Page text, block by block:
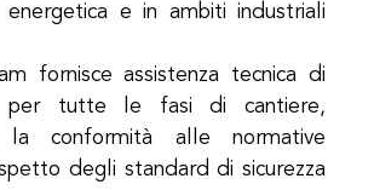
energetica e in ambiti industriali
fornisce assistenza tecnica di
per tutte le fasi di cantiere,
la conformità alle normative
degli standard di sicurezza